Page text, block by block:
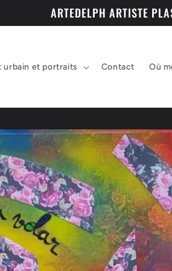
ARTEDELPH ARTISTE
urbain et portraits Contact Où